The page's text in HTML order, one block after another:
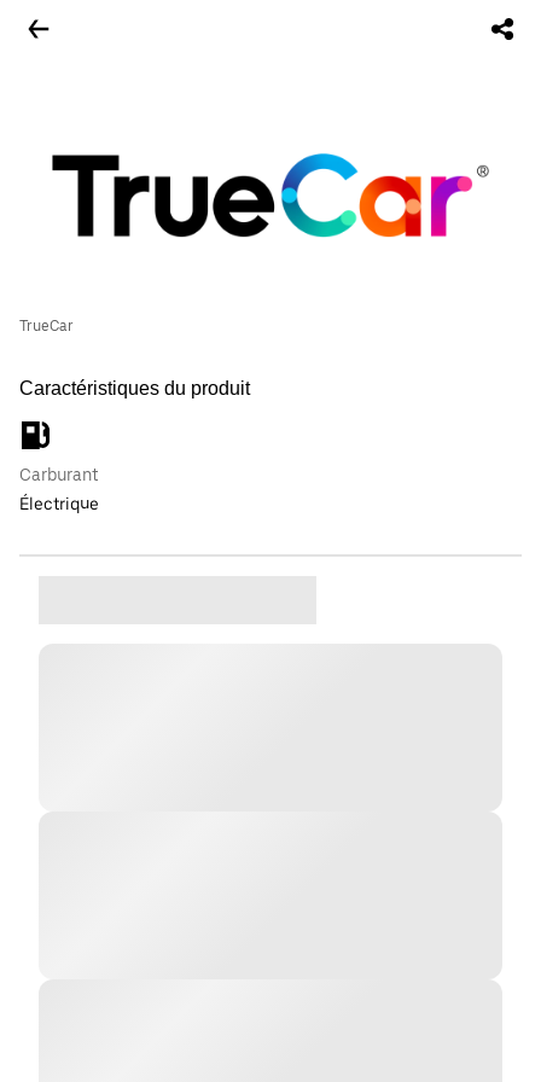
TrueCar
Caractéristiques du produit
Carburant
Électrique